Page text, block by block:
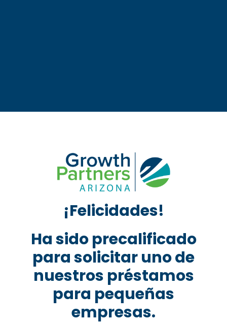
¡Felicidades!
Ha sido precalificado
para solicitar uno de
nuestros préstamos
para pequeñas
empresas.